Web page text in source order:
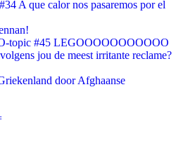
A que calor nos pasaremos por el
topic #45 LEGOOOOOOOOOOO
jou de meest irritante reclame?
door Afghaanse